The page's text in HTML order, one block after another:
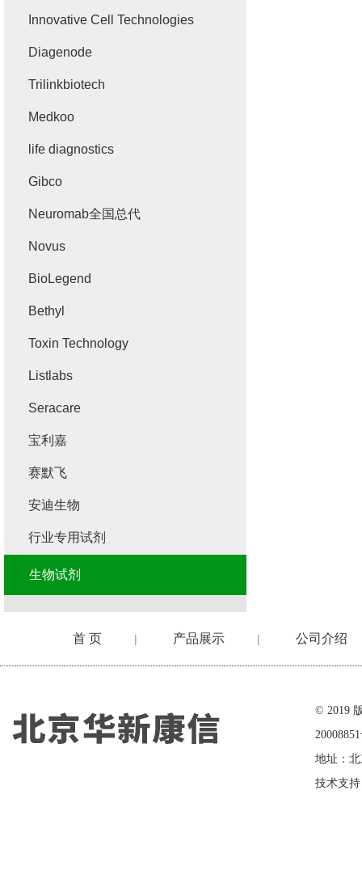
Innovative Cell Technologies
Diagenode
Trilinkbiotech
Medkoo
life diagnostics
Gibco
Neuromab全国总代
Novus
BioLegend
Bethyl
Toxin Technology
Listlabs
Seracare
宝利嘉
赛默飞
安迪生物
行业专用试剂
生物试剂
首 页 | 产品展示 | 公司介绍
© 2019
地址：
技术支